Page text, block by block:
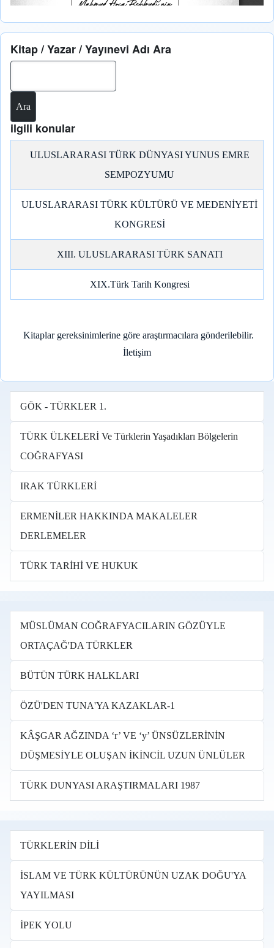
Kitap / Yazar / Yayınevi Adı Ara
ilgili konular
ULUSLARARASI TÜRK DÜNYASI YUNUS EMRE
SEMPOZYUMU
ULUSLARARASI TÜRK KÜLTÜRÜ VE MEDENİYETİ
KONGRESİ
XIII. ULUSLARARASI TÜRK SANATI
XIX.Türk Tarih Kongresi
Kitaplar gereksinimlerine göre araştırmacılara gönderilebilir.
İletişim
GÖK - TÜRKLER 1.
TÜRK ÜLKELERİ Ve Türklerin Yaşadıkları Bölgelerin
COĞRAFYASI
IRAK TÜRKLERİ
ERMENİLER HAKKINDA MAKALELER
DERLEMELER
TÜRK TARİHİ VE HUKUK
MÜSLÜMAN COĞRAFYACILARIN GÖZÜYLE
ORTAÇAĞ'DA TÜRKLER
BÜTÜN TÜRK HALKLARI
ÖZÜ'DEN TUNA'YA KAZAKLAR-1
KÂŞGAR AĞZINDA ‘r’ VE ‘y’ ÜNSÜZLERİNİN
DÜŞMESİYLE OLUŞAN İKİNCİL UZUN ÜNLÜLER
TÜRK DUNYASI ARAŞTIRMALARI 1987
TÜRKLERİN DİLİ
İSLAM VE TÜRK KÜLTÜRÜNÜN UZAK DOĞU'YA
YAYILMASI
İPEK YOLU